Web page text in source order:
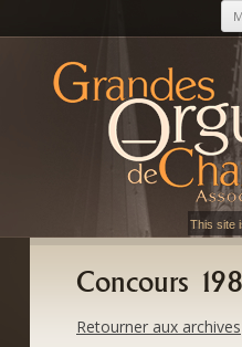
AGOC
Les Grandes Orgues de Chartres
This site
Concours
Retourner aux archives